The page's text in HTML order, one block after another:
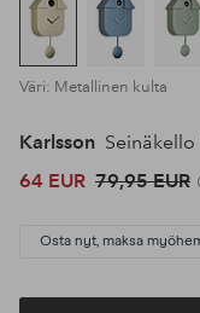
Väri: Metallinen kulta
Karlsson
64 EUR 79,95 EUR
Osta nyt, maksa